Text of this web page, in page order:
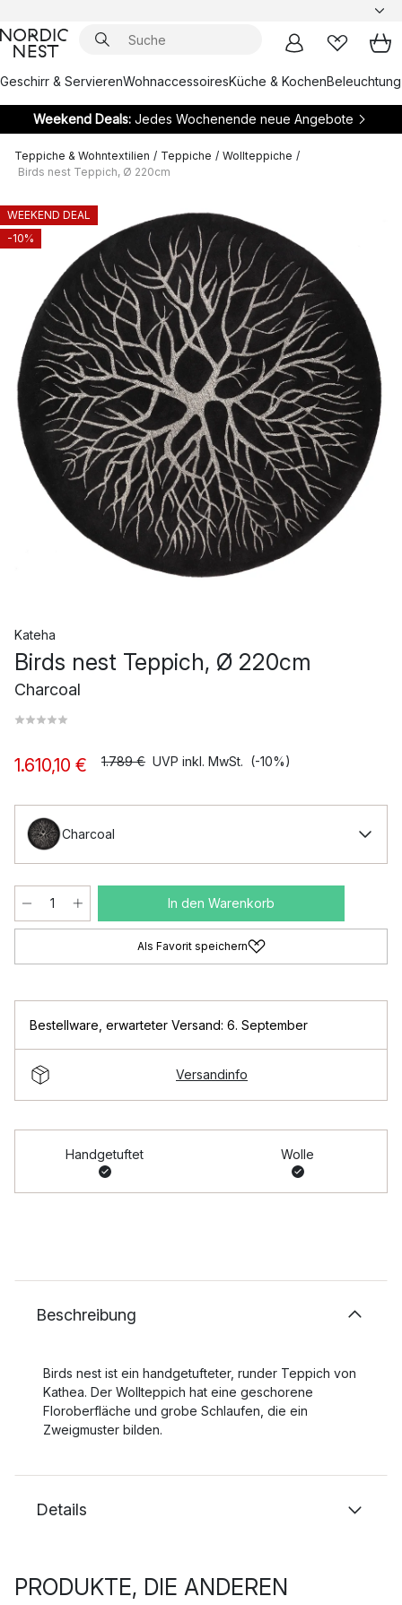
Geschirr & ServierenWohnaccessoiresKüche & KochenBeleuchtung
Weekend Deals:Jedes Wochenende neue Angebote
Teppiche & Wohntextilien / Teppiche / Wollteppiche /
Birds nest Teppich, Ø 220cm
WEEKEND DEAL
-10%
Kateha
Birds nest Teppich, Ø 220cm
Charcoal
1.610,10 € 1.789 € UVP inkl. MwSt. (-10%)
Charcoal
In den Warenkorb
Als Favorit speichern
Bestellware erwarteter Versand: 6. September
Versandinfo
Handgetuftet Wolle
Beschreibung
Birds nest ist ein handgetufteter, runder Teppich von
Kathea. Der Wollteppich hat eine geschorene
Floroberfläche und grobe Schlaufen, die ein
Zweigmuster bilden.
Details
PRODUKTE, DIE ANDEREN